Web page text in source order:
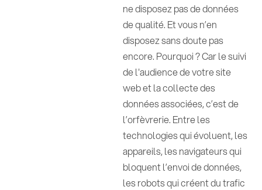
ne disposez pas de données
de qualité. Et vous n’en
disposez sans doute pas
encore. Pourquoi ? Car le suivi
de l'audience de votre site
web et la collecte des
données associées, c’est de
l’orfèvrerie. Entre les
technologies qui évoluent, les
appareils, les navigateurs qui
bloquent l’envoi de données,
les robots qui créent du trafic